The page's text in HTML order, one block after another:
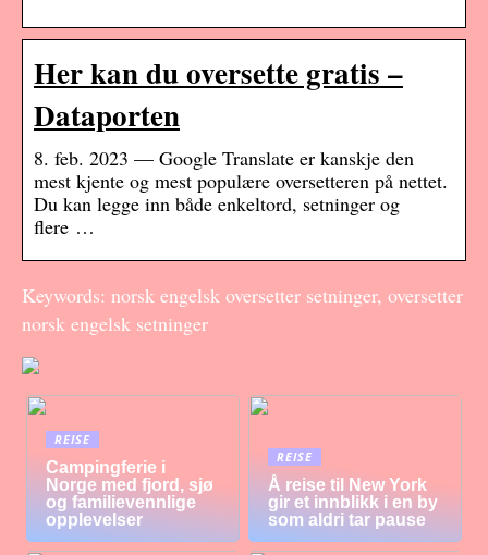
Her kan du oversette gratis –
Dataporten
8. feb. 2023 — Google Translate er kanskje den
mest kjente og mest populære oversetteren på nettet.
Du kan legge inn både enkeltord, setninger og
flere …
Keywords: norsk engelsk oversetter setninger, oversetter
norsk engelsk setninger
REISE
Campingferie i
Norge med fjord, sjø
og familievennlige
opplevelser
REISE
Å reise til New York
gir et innblikk i en by
som aldri tar pause